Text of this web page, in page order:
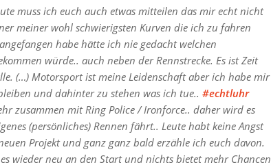
muss ich euch auch etwas mitteilen das mir echt nicht
meiner wohl schwierigsten Kurven die ich zu fahren
habe hätte ich nie gedacht welchen
würde.. auch neben der Rennstrecke. Es ist Zeit
(…) Motorsport ist meine Leidenschaft aber ich habe mir
und dahinter zu stehen was ich tue.. #echtluhr
zusammen mit Ring Police / Ironforce.. daher wird es
(persönliches) Rennen fährt.. Leute habt keine Angst
Projekt und ganz ganz bald erzähle ich euch davon.
wieder neu an den Start und nichts bietet mehr Chancen